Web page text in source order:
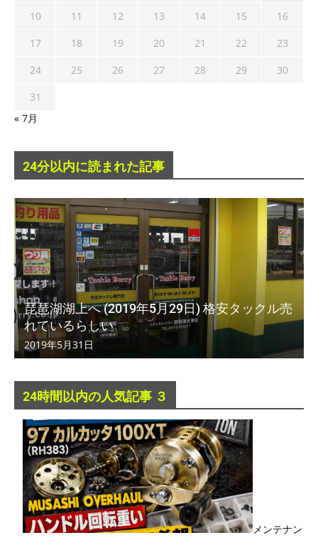
10
11 12 13 14 15
16
17
18 19 20 21 22
23
24
25 26 27 28 29
30
31
« 7月
24分以内に読まれた記事
琵琶湖湖上へ (2019年5月29日) 格安タックル売
れているらしい
2019年5月31日
24時間以内の人気記事 ３
メンテナン